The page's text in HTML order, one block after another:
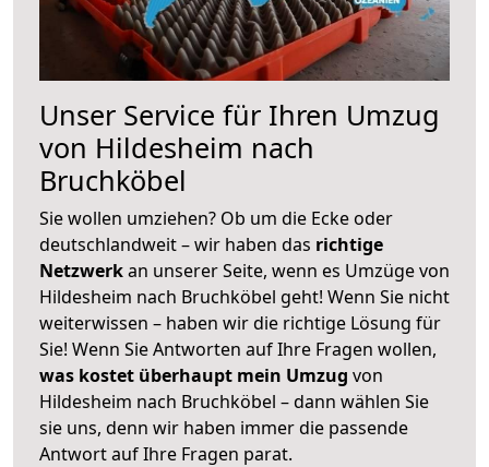
Unser Service für Ihren Umzug
von Hildesheim nach
Bruchköbel
Sie wollen umziehen? Ob um die Ecke oder
deutschlandweit – wir haben das richtige
Netzwerkan unserer Seite, wenn es Umzüge von
Hildesheim nach Bruchköbel geht! Wenn Sie nicht
weiterwissen – haben wir die richtige Lösung für
Sie! Wenn Sie Antworten auf Ihre Fragen wollen,
was kostet überhaupt mein Umzug von
Hildesheim nach Bruchköbel – dann wählen Sie
sie uns, denn wir haben immer die passende
Antwort auf Ihre Fragen parat.